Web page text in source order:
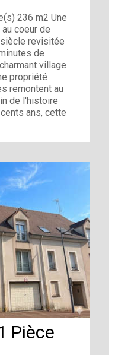
236 m2 Une
coeur de
revisitée
de
village
propriété
remontent au
de l'histoire
ans, cette
Pièce